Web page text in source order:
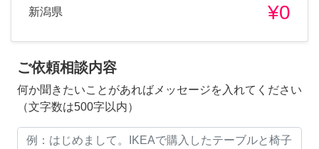
新潟県 ¥0
ご依頼相談内容
何か聞きたいことがあればメッセージを入れてください
（文字数は500字以内）